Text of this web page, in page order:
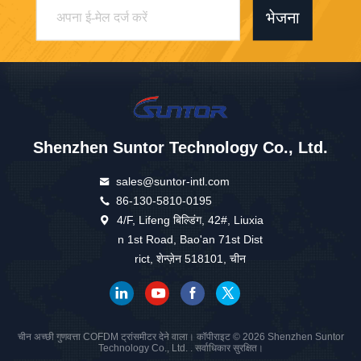
भेजना
Shenzhen Suntor Technology Co., Ltd.
sales@suntor-intl.com
86-130-5810-0195
4/F, Lifeng बिल्डिंग, 42#, Liuxia
n 1st Road, Bao'an 71st Dist
rict, शेन्ज़ेन 518101, चीन
चीन अच्छी गुणवत्ता COFDM ट्रांसमीटर देने वाला। कॉपीराइट © 2026 Shenzhen Suntor
Technology Co., Ltd. . सर्वाधिकार सुरक्षित।